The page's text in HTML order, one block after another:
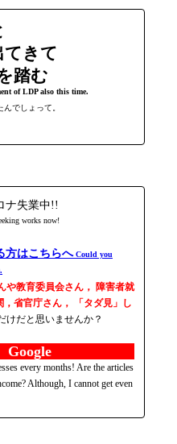
と
てきて
む
of LDP also this time.
でしょって。
ナ失業中!!
works now!
方はこちらへCould you
や教育委員会さん， 障害者就
省官庁さん， 「タダ見」し
けだと思いませんか？
every months! Are the articles
Although, I cannot get even